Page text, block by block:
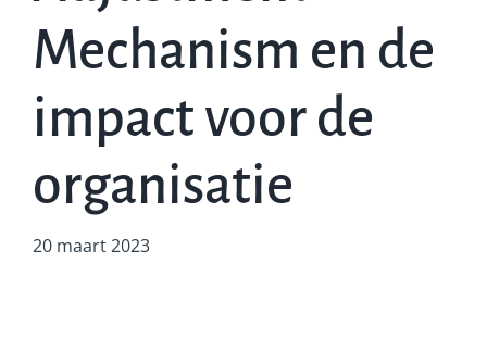
Mechanism en de
impact voor de
organisatie
20 maart 2023